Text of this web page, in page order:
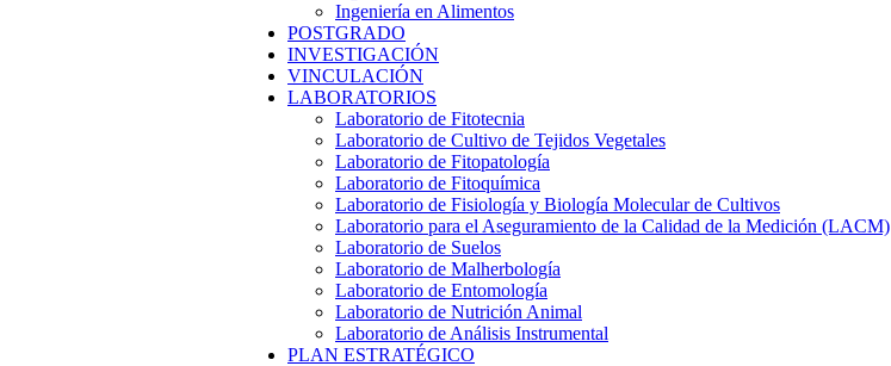
Ingeniería en Alimentos
POSTGRADO
INVESTIGACIÓN
VINCULACIÓN
LABORATORIOS
Laboratorio de Fitotecnia
Laboratorio de Cultivo de Tejidos Vegetales
Laboratorio de Fitopatología
Laboratorio de Fitoquímica
Laboratorio de Fisiología y Biología Molecular de Cultivos
Laboratorio para el Aseguramiento de la Calidad de la Medición (LACM)
Laboratorio de Suelos
Laboratorio de Malherbología
Laboratorio de Entomología
Laboratorio de Nutrición Animal
Laboratorio de Análisis Instrumental
PLAN ESTRATÉGICO